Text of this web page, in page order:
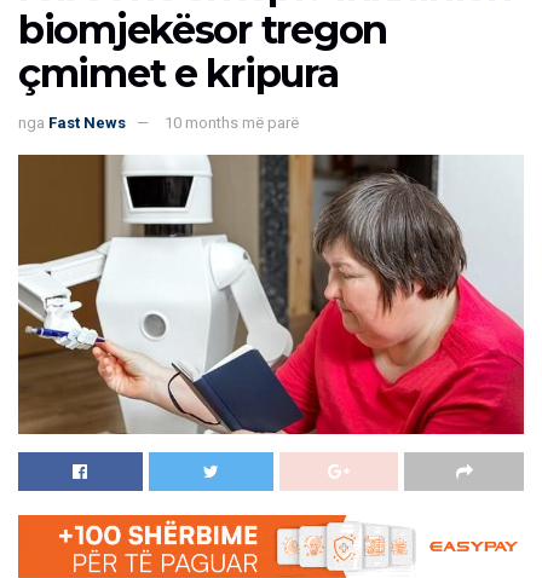
biomjekësor tregon
çmimet e kripura
nga Fast News 10 months më parë